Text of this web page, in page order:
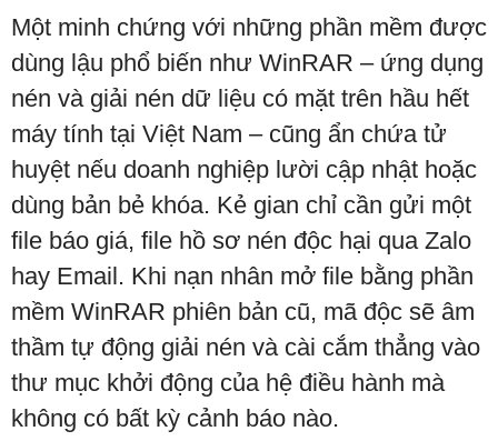
Một minh chứng với những phần mềm được
dùng lậu phổ biến như WinRAR – ứng dụng
nén và giải nén dữ liệu có mặt trên hầu hết
máy tính tại Việt Nam – cũng ẩn chứa tử
huyệt nếu doanh nghiệp lười cập nhật hoặc
dùng bản bẻ khóa. Kẻ gian chỉ cần gửi một
file báo giá, file hồ sơ nén độc hại qua Zalo
hay Email. Khi nạn nhân mở file bằng phần
mềm WinRAR phiên bản cũ, mã độc sẽ âm
thầm tự động giải nén và cài cắm thẳng vào
thư mục khởi động của hệ điều hành mà
không có bất kỳ cảnh báo nào.